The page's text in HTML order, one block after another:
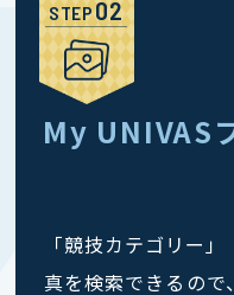
STEP
My UNIVAS
「競技カテゴリー
真を検索できるので